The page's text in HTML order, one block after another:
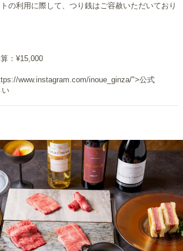
の利用に際して、つり銭はご容赦いただいており
：¥15,000
www.instagram.com/inoue_ginza/">公式
い